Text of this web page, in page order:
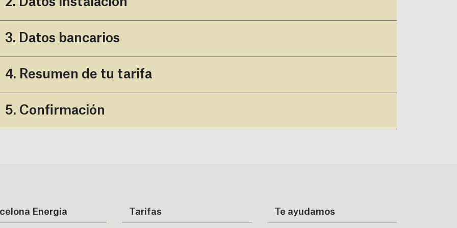
3. Datos bancarios
4. Resumen de tu tarifa
5. Confirmación
Energia Tarifas Te ayudamos